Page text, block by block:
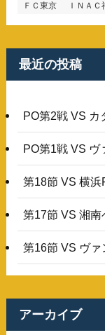
ＦＣ東京
ＩＮＡＣ
最近の投稿
PO第2戦 VS カ
PO第1戦 VS ヴ
第18節 VS 横浜
第17節 VS 湘
第16節 VS ヴ
アーカイブ